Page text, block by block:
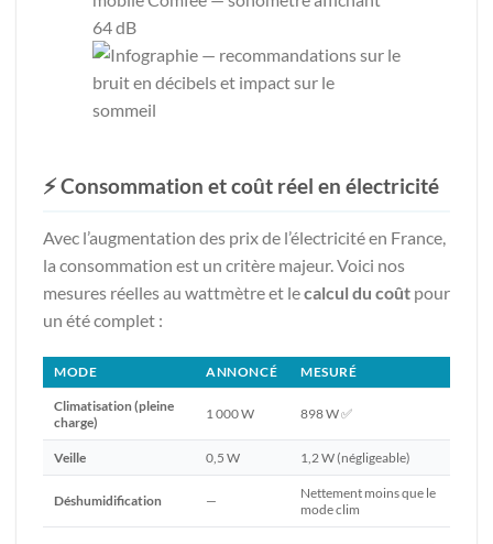
⚡ Consommation et coût réel en électricité
Avec l’augmentation des prix de l’électricité en France,
la consommation est un critère majeur. Voici nos
mesures réelles au wattmètre et lecalcul du coût pour
un été complet :
MODE ANNONCÉ MESURÉ
Climatisation (pleine
charge)
1 000 W 898 W ✅
Veille 0,5 W 1,2 W (négligeable)
Déshumidification —
Nettement moins que le
mode clim